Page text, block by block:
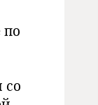
по
со